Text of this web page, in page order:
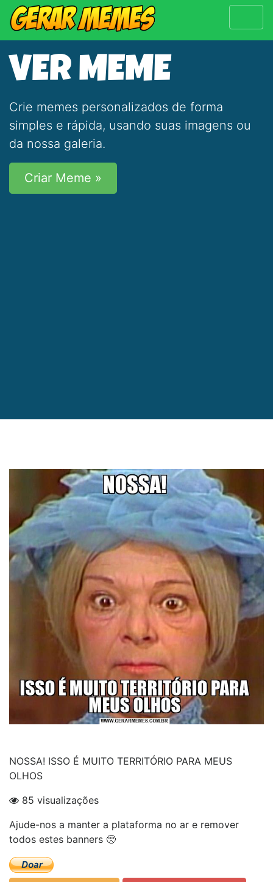
VER MEME
Crie memes personalizados de forma
simples e rápida, usando suas imagens ou
da nossa galeria.
Criar Meme »
NOSSA! ISSO É MUITO TERRITÓRIO PARA MEUS
OLHOS
85 visualizações
Ajude-nos a manter a plataforma no ar e remover
todos estes banners 🥺